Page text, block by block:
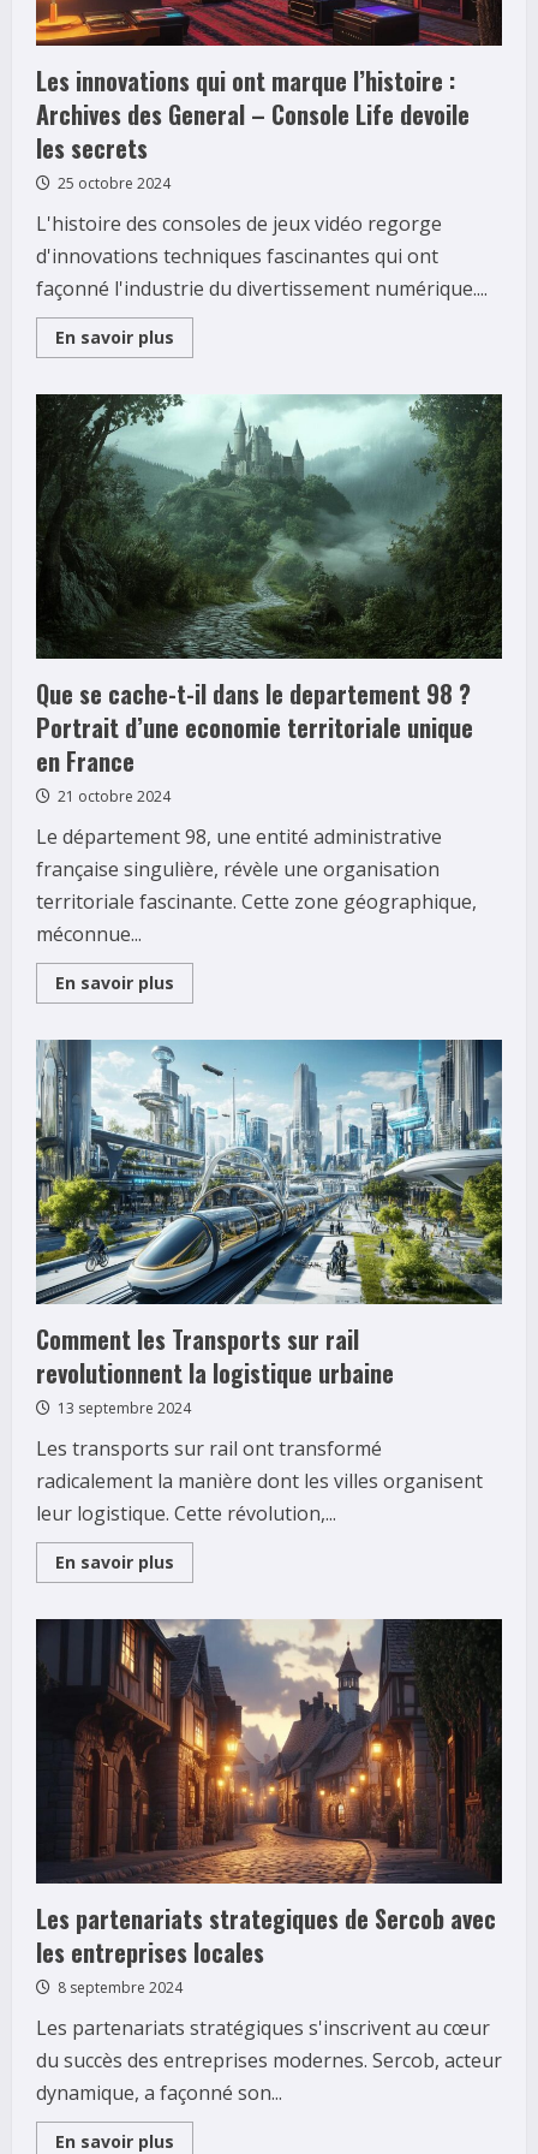
Les innovations qui ont marque l’histoire :
Archives des General – Console Life devoile
les secrets
25 octobre 2024
L'histoire des consoles de jeux vidéo regorge
d'innovations techniques fascinantes qui ont
façonné l'industrie du divertissement numérique....
En savoir plus
more
innovations
ont
marque
l’histoire
:
Archives
des
General
–
Console
Life
devoile
les
secrets
Que se cache-t-il dans le departement 98 ?
Portrait d’une economie territoriale unique
en France
21 octobre 2024
Le département 98, une entité administrative
française singulière, révèle une organisation
territoriale fascinante. Cette zone géographique,
méconnue...
En savoir plus
more
se
cache-
t-
il
dans
le
departement
98
?
Portrait
d’une
economie
territoriale
unique
en
France
Comment les Transports sur rail
revolutionnent la logistique urbaine
13 septembre 2024
Les transports sur rail ont transformé
radicalement la manière dont les villes organisent
leur logistique. Cette révolution,...
En savoir plus
more
les
Transports
sur
rail
revolutionnent
la
logistique
urbaine
Les partenariats strategiques de Sercob avec
les entreprises locales
8 septembre 2024
Les partenariats stratégiques s'inscrivent au cœur
du succès des entreprises modernes. Sercob, acteur
dynamique, a façonné son...
En savoir plus